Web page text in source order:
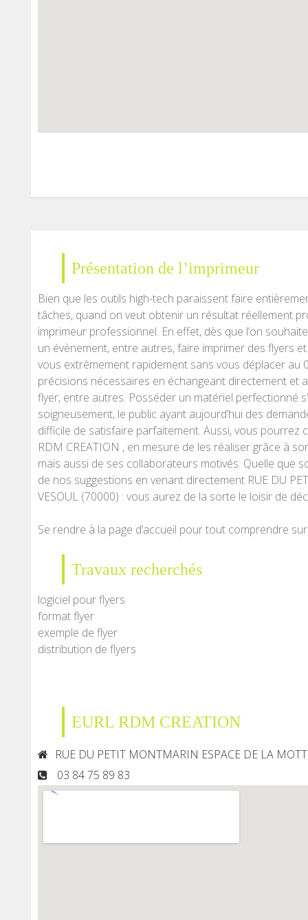
Présentation de l’imprimeur
Bien que les outils high-tech paraissent faire
tâches, quand on veut obtenir un résultat réellement
imprimeur professionnel. En effet, dès que l’on
un évènement, entre autres, faire imprimer des flyers
vous extrêmement rapidement sans vous déplacer au
précisions nécessaires en échangeant directement et
flyer, entre autres. Posséder un matériel perfectionné
soigneusement, le public ayant aujourd’hui des
difficile de satisfaire parfaitement. Aussi, vous pourrez
RDM CREATION , en mesure de les réaliser grâce à
mais aussi de ses collaborateurs motivés. Quelle que
de nos suggestions en venant directement RUE DU
VESOUL (70000) : vous aurez de la sorte le loisir de
Se rendre à la page d’accueil pour tout comprendre
Travaux recherchés
logiciel pour flyers
format flyer
exemple de flyer
distribution de flyers
EURL RDM CREATION
RUE DU PETIT MONTMARIN ESPACE DE LA
03 84 75 89 83